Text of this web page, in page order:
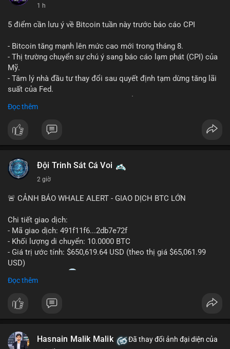
1 h
5 điểm cần lưu ý về Bitcoin tuần này trước báo cáo CPI
- Bitcoin tăng mạnh lên mức cao mới trong tháng 8.
- Thị trường chuyển sự chú ý sang báo cáo lạm phát (CPI) của
Mỹ.
- Tâm lý nhà đầu tư thay đổi sau quyết định tạm dừng tăng lãi
suất của Fed.
theo.
#bitcoin #btc #cryptonews
#vlikevn #titanbot
📰 Nguồn: Cointelegraph
Đọc thêm
Đội Trinh Sát Cá Voi
2 giờ
🚨 CẢNH BÁO WHALE ALERT - GIAO DỊCH BTC LỚN
Chi tiết giao dịch:
- Mã giao dịch: 491f11f6...2db7e72f
- Khối lượng di chuyển: 10.0000 BTC
- Giá trị ước tính: $650,619.64 USD (theo thị giá $65,061.99
USD)
- Thời gian: 11:20
Nhận định phân tích hành vi của Cá voi dựa trên giao dịch này:
Giao dịch 10 BTC trị giá hơn 650 nghìn USD được thực hiện
trong khung giờ thanh khoản thấp, cho thấy chủ ví có thể đang
lớn. Mức khối lượng này không quá lớn để gây áp lực bán trực
Đọc thêm
Hasnain Malik Malik
Đã thay đổi ảnh đại diện của